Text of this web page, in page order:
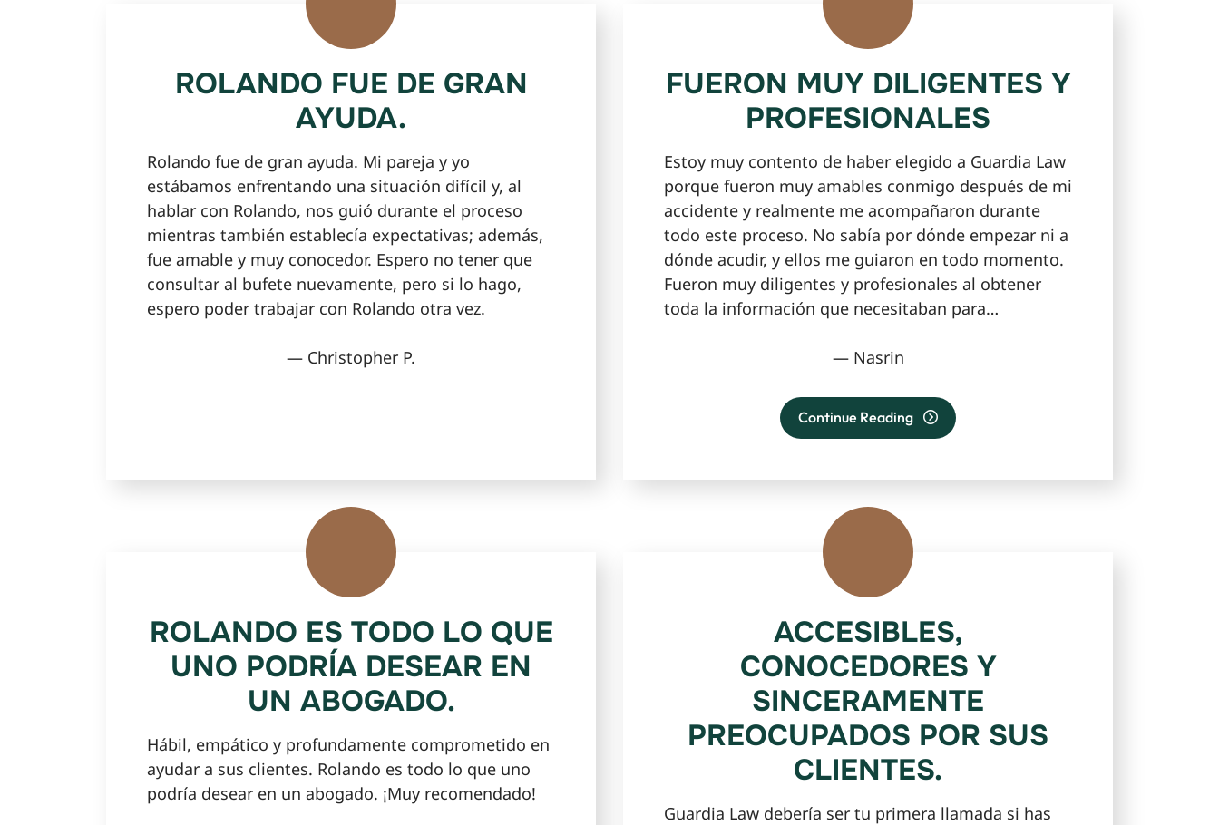
ROLANDO FUE DE GRAN
AYUDA.
Rolando fue de gran ayuda. Mi pareja y yo
estábamos enfrentando una situación difícil y, al
hablar con Rolando, nos guió durante el proceso
mientras también establecía expectativas; además,
fue amable y muy conocedor. Espero no tener que
consultar al bufete nuevamente, pero si lo hago,
espero poder trabajar con Rolando otra vez.
— Christopher P.
FUERON MUY DILIGENTES Y
PROFESIONALES
Estoy muy contento de haber elegido a Guardia Law
porque fueron muy amables conmigo después de mi
accidente y realmente me acompañaron durante
todo este proceso. No sabía por dónde empezar ni a
dónde acudir, y ellos me guiaron en todo momento.
Fueron muy diligentes y profesionales al obtener
toda la información que necesitaban para…
— Nasrin
Continue Reading
ROLANDO ES TODO LO QUE
UNO PODRÍA DESEAR EN
UN ABOGADO.
Hábil, empático y profundamente comprometido en
ayudar a sus clientes. Rolando es todo lo que uno
podría desear en un abogado. ¡Muy recomendado!
ACCESIBLES,
CONOCEDORES Y
SINCERAMENTE
PREOCUPADOS POR SUS
CLIENTES.
Guardia Law debería ser tu primera llamada si has